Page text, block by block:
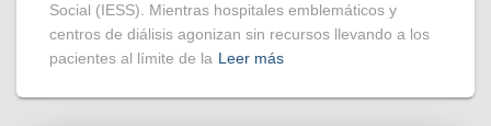
Social (IESS). Mientras hospitales emblemáticos y
centros de diálisis agonizan sin recursos llevando a los
pacientes al límite de la Leer más